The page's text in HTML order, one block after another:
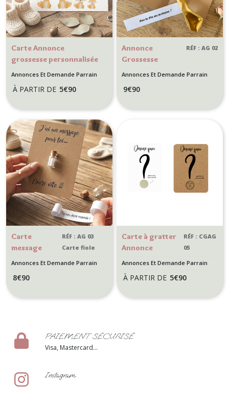
Carte Annonce
grossesse personnalisée
- Renards - "La famille
Annonces Et Demande Parrain
À PARTIR DE 5€90
Annonce
Grossesse
Originale –
Ballon à Éclater
RÉF : AG 02
Annonces Et Demande Parrain
9€90
Carte
message
surprise
- Annonce
RÉF : AG 03
Carte fiole
Annonces Et Demande Parrain
8€90
Carte à gratter
Annonce
grossesse
Carte à gratter
RÉF : CGAG
05
Annonces Et Demande Parrain
À PARTIR DE 5€90
PAIEMENT SÉCURISÉ
Visa, Mastercard...
Instagram